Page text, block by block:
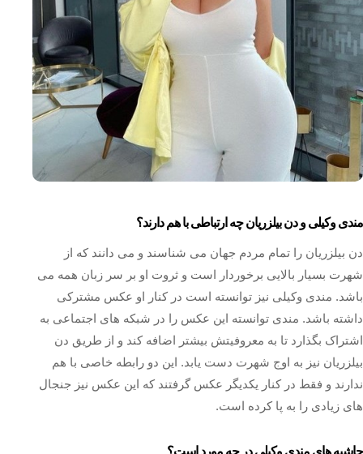
مندی وکیلی و دن بیلزریان چه ارتباطی با هم دارند؟
دن بیلزریان را تمام مردم جهان می‌ شناسند و می‌ دانند که از
شهرت بسیار بالایی برخوردار است و ثروت او بر سر زبان همه می
باشد. مندی وکیلی نیز توانسته است در کنار او عکس مشترکی
داشته باشد. مندی توانسته این عکس را در شبکه های اجتماعی به
اشتراک بگذارد تا به معروفیتش بیشتر اضافه کند و از طریق دن‌
بیلزریان نیز به اوج شهرت دست یابد. این دو رابطه خاصی با هم
ندارند و فقط در کنار یکدیگر عکس گرفتند که این عکس نیز جنجال
های زیادی را به پا کرده است.
حاشیه های مندی وکیلی در چه مورد است؟